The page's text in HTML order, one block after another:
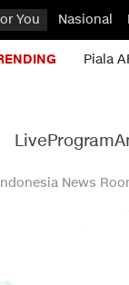
You Nasional
Piala
LiveProgram
News